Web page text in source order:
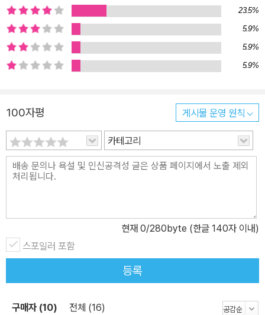
생, 나눔의 가치에 대한 따뜻한 감성이, 피아노 연주용 악보집 [겨울
왕국 OST 피아노 연주곡집]을 통해서도 잘 전달되기를 기대합니다.
23.5%
5.9%
5.9%
5.9%
100자평 게시물 운영 원칙
카테고리
현재 0/280byte (한글 140자 이내)
스포일러 포함
등록
구매자 (10) 전체 (16)